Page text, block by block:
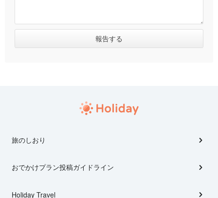
旅のしおり
おでかけプラン投稿ガイドライン
Holiday Travel